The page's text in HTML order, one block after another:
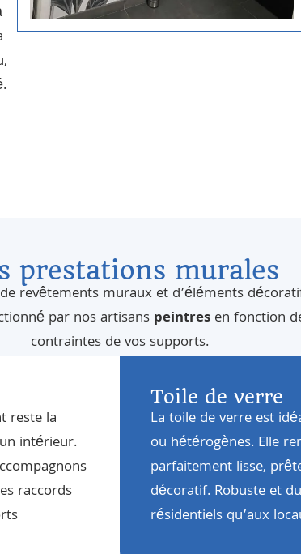
,
.
prestations murales
revêtements muraux et d’éléments
par nos artisans peintres en fonction
contraintes de vos supports.
reste la
intérieur.
raccords
Toile de verre
La toile de verre est
ou hétérogènes. Elle
parfaitement lisse,
décoratif. Robuste et
résidentiels qu’aux